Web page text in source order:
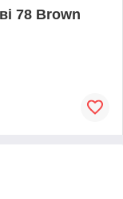
78 Brown